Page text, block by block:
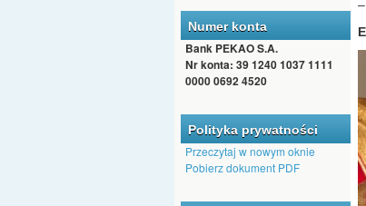
Numer konta
Bank PEKAO S.A.
Nr konta: 39 1240 1037 1111
0000 0692 4520
Polityka prywatności
Przeczytaj w nowym oknie
Pobierz dokument PDF